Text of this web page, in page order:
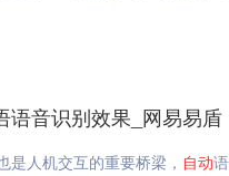
语音识别效果_网易易盾
人机交互的重要桥梁， 自动